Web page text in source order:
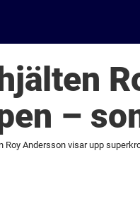
–
Roy Andersson visar upp